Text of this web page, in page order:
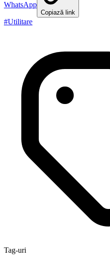
WhatsApp
Copiază link
#Utilitare
Tag-uri